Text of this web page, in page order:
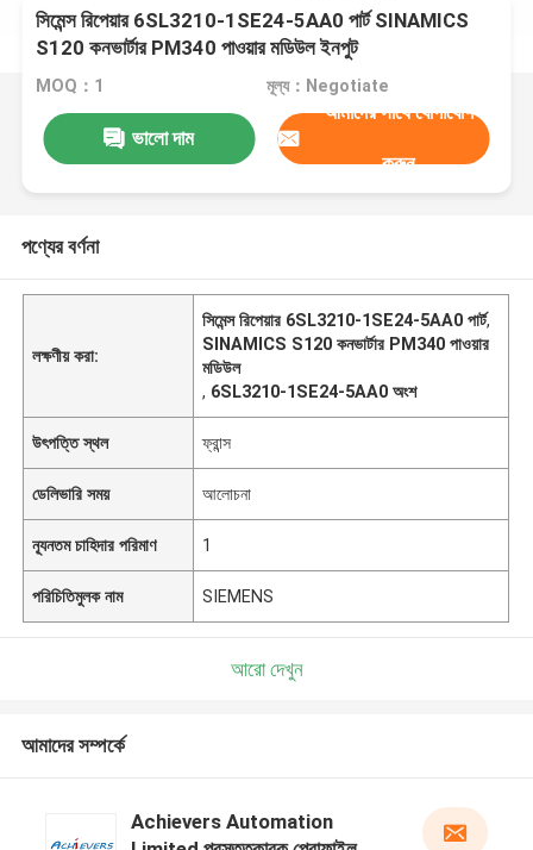
সিমেন্স রিপেয়ার 6SL3210-1SE24-5AA0 পার্ট SINAMICS
S120 কনভার্টার PM340 পাওয়ার মডিউল ইনপুট
MOQ：1 মূল্য：Negotiate
ভালো দাম
আমাদের সাথে যোগাযোগ
করুন
পণ্যের বর্ণনা
লক্ষণীয় করা:
সিমেন্স রিপেয়ার 6SL3210-1SE24-5AA0 পার্ট,
SINAMICS S120 কনভার্টার PM340 পাওয়ার
মডিউল
, 6SL3210-1SE24-5AA0 অংশ
উৎপত্তি স্থল ফ্রান্স
ডেলিভারি সময় আলোচনা
ন্যূনতম চাহিদার পরিমাণ 1
পরিচিতিমুলক নাম SIEMENS
আরো দেখুন
আমাদের সম্পর্কে
Achievers Automation